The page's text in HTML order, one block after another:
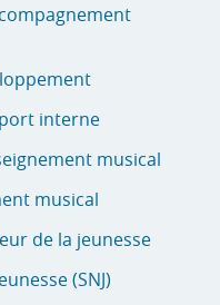
interne
musical
musical
de la jeunesse
(SNJ)